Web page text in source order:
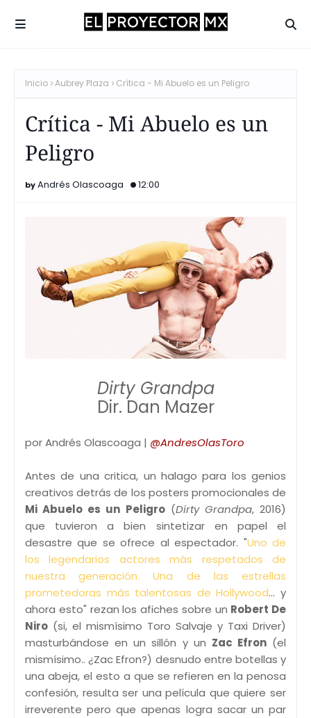
Inicio Aubrey Plaza Crítica - Mi Abuelo es un Peligro
Crítica - Mi Abuelo es un
Peligro
Andrés Olascoaga 12:00
Dirty Grandpa
Dir. Dan Mazer
por Andrés Olascoaga | @AndresOlasToro
Antes de una critica, un halago para los genios
creativos detrás de los posters promocionales de
Mi Abuelo es un Peligro(Dirty Grandpa, 2016)
que tuvieron a bien sintetizar en papel el
desastre que se ofrece al espectador. "Uno de
los legendarios actores más respetados de
nuestra generación.
Una de las estrellas
prometedoras más talentosas de Hollywood... y
ahora esto" rezan los afiches sobre un Robert De
Niro (si, el mismísimo Toro Salvaje y Taxi Driver)
masturbándose en un sillón y un Zac Efron(el
mismísimo.. ¿Zac Efron?) desnudo entre botellas y
una abeja, el esto a que se refieren en la penosa
confesión, resulta ser una película que quiere ser
irreverente pero que apenas logra sacar un par